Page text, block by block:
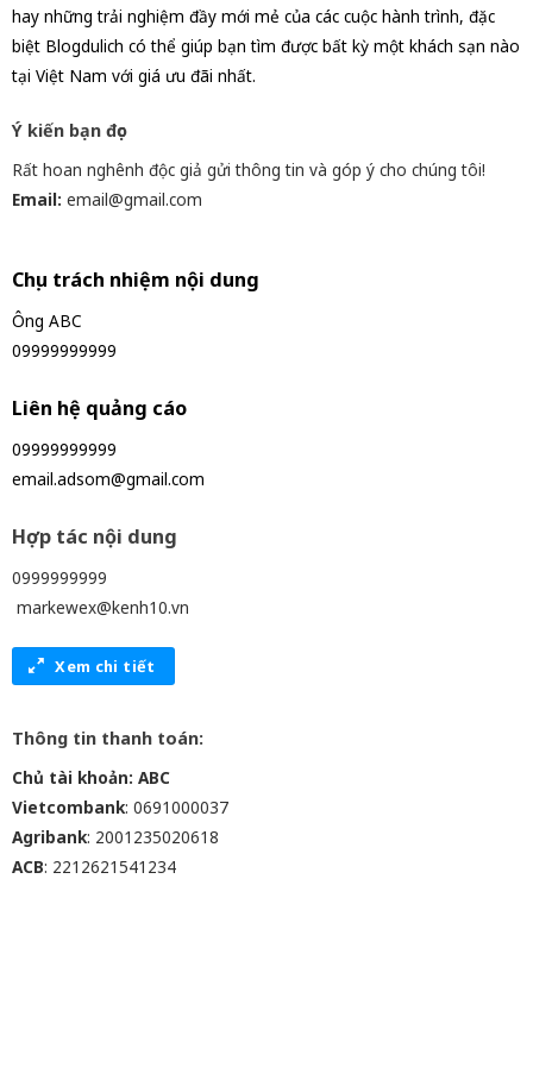
hay những trải nghiệm đầy mới mẻ của các cuộc hành trình, đặc
biệt Blogdulich có thể giúp bạn tìm được bất kỳ một khách sạn nào
tại Việt Nam với giá ưu đãi nhất.
Ý kiến bạn đọc
Rất hoan nghênh độc giả gửi thông tin và góp ý cho chúng tôi!
Email: email@gmail.com
Chịu trách nhiệm nội dung
Ông ABC
09999999999
Liên hệ quảng cáo
09999999999
email.adsom@gmail.com
Hợp tác nội dung
0999999999
markewex@kenh10.vn
Xem chi tiết
Thông tin thanh toán:
Chủ tài khoản: ABC
Vietcombank: 0691000037
Agribank: 2001235020618
ACB: 2212621541234